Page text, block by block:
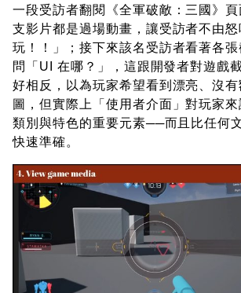
一段受訪者翻閱《全軍破敵：三國》
支影片都是過場動畫，讓受訪者不由
玩！！」；接下來該名受訪者看著各
問「UI 在哪？」，這跟開發者對遊戲
好相反，以為玩家希望看到漂亮、沒
圖，但實際上「使用者介面」對玩家
類別與特色的重要元素──而且比任何
快速準確。